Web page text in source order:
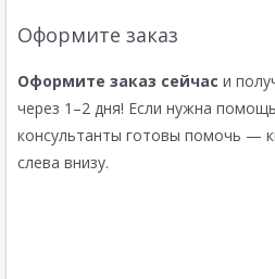
Оформите заказ
Оформите заказ сейчас и
через 1–2 дня! Если нужна
консультанты готовы помочь —
слева внизу.